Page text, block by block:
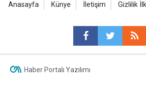
Anasayfa Künye İletişim Gizlilik
Haber Portalı Yazılımı